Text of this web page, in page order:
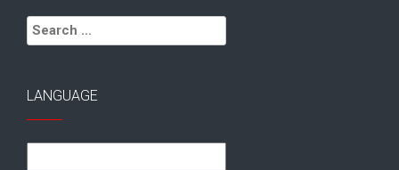
Search
for:
LANGUAGE